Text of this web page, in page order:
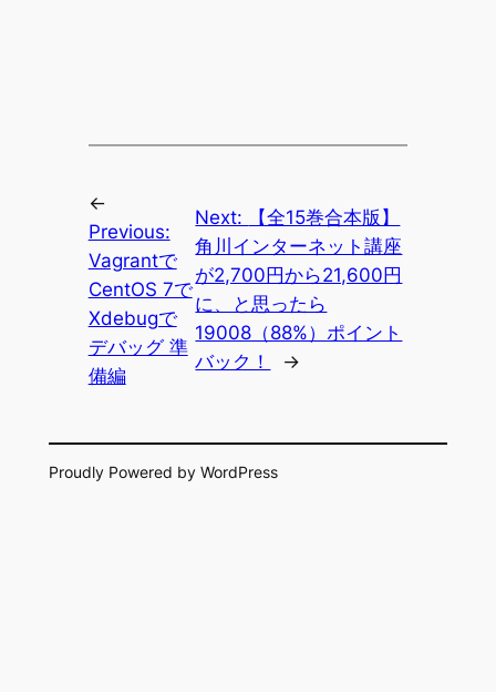
←
Previous:
Vagrantで
CentOS 7で
Xdebugで
デバッグ 準
備編
Next:
【全15巻合本版】
角川インターネット講座
が2,700円から21,600円
に、と思ったら
19008（88%）ポイント
バック！
→
Proudly Powered by WordPress